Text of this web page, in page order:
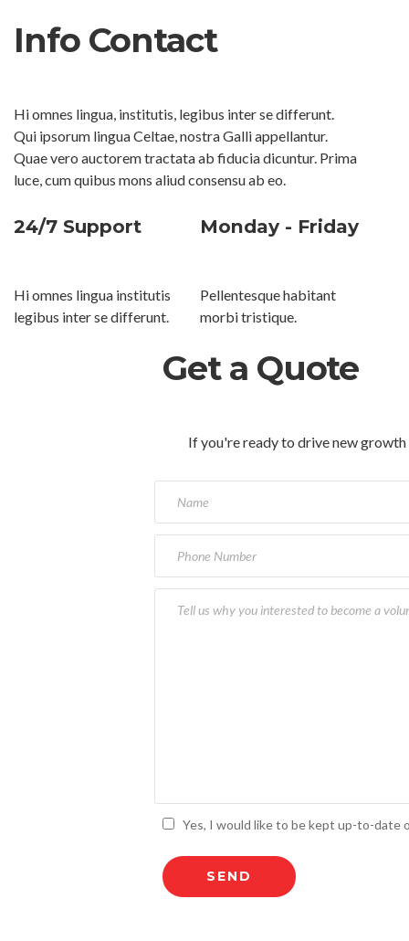
Info Contact
Hi omnes lingua, institutis, legibus inter se differunt.
Qui ipsorum lingua Celtae, nostra Galli appellantur.
Quae vero auctorem tractata ab fiducia dicuntur. Prima
luce, cum quibus mons aliud consensu ab eo.
24/7 Support
Hi omnes lingua institutis
legibus inter se differunt.
Monday - Friday
Pellentesque habitant
morbi tristique.
Get a Quote
If you're ready to drive new
Yes, I would like to be kept up-to-date